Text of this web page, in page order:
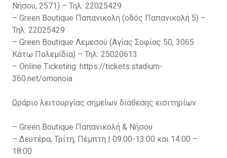
Νήσου, 2571) – Τηλ: 22025429
– Green Boutique Παπανικολή (οδός Παπανικολή 5) –
Τηλ: 22025429
– Green Boutique Λεμεσού (Αγίας Σοφίας 50, 3065
Κάτω Πολεμίδια) – Τηλ: 25020613
– Online Ticketing: https://tickets.stadium-
360.net/omonoia
Ωράριο λειτουργίας σημείων διάθεσης εισιτηρίων
– Green Boutique Παπανικολή & Νήσου
– Δευτέρα, Τρίτη, Πέμπτη | 09:00-13:00 και 14:00 –
18:00